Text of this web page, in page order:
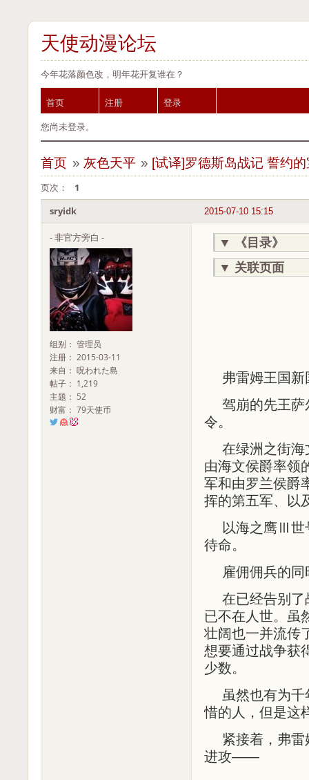
天使动漫论坛
今年花落颜色改，明年花开复谁在？
首页 注册
登录
您尚未登录。
首页 » 灰色天平 » [试译]罗德斯岛战记 誓约
页次： 1
2015-07-10 15:15
sryidk
- 非官方旁白 -
组别： 管理员
注册： 2015-03-11
来自： 呪われた島
帖子： 1,219
主题： 52
财富： 79天使币
▼
《目录》
▼ 关联页面
弗雷姆王国
驾崩的先王
令。
在绿洲之街
由海文侯爵率领
军和由罗兰侯爵
挥的第五军、以
以海之鹰Ⅲ世
待命。
雇佣佣兵的
在已经告别
已不在人世。虽
壮阔也一并流传
想要通过战争获
少数。
虽然也有为
惜的人，但是这
紧接着，弗
进攻——